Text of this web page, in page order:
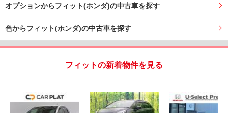
オプションからフィット(ホンダ)の中古車を探す
色からフィット(ホンダ)の中古車を探す
フィットの新着物件を見る